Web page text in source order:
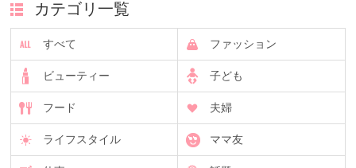
カテゴリ一覧
すべて ファッション
ビューティー 子ども
フード 夫婦
ライフスタイル ママ友